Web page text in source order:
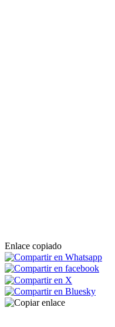
Enlace copiado